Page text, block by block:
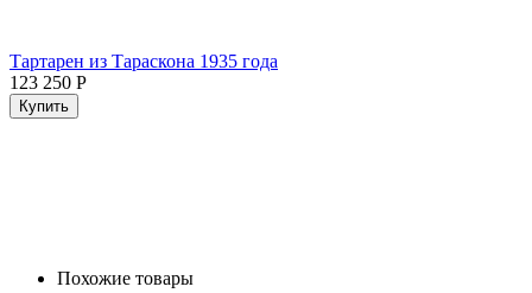
Тартарен из Тараскона 1935 года
123 250 Р
Купить
Похожие товары